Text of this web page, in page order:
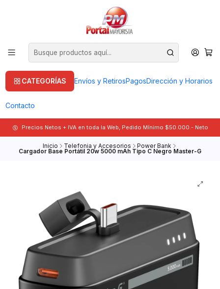
CATEGORÍAS Envíos y RetirosPagosDirección y Horarios
Contacto
Precios Netos + IVA en toda la Web, Pedido Mínimo $50.000.- Neto
Inicio Telefonia y Accesorios Power Bank
Cargador Base Portátil 20w 5000 mAh Tipo C Negro Master-G